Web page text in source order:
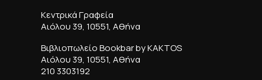
Κεντρικά Γραφεία
Αιόλου 39, 10551, Αθήνα
Βιβλιοπωλείο Bookbar by KAKTOS
Αιόλου 39, 10551, Αθήνα
210 3303192